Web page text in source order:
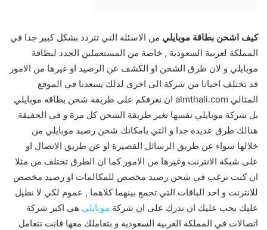
كيف اشحن بطاقة موبايلي من الاسئلة التي تتردد بشكل كبير جدا في
المملكة لعربية السعودية , خاصة من المستعملين الجدد لبطاقة
موبايلي و لان طرق الشحن او الكشف عن الرصيد او غيرها من الامور
قد تختلف احيانا من شركة الى اخرى لذلك يسعدنا في الموقع
المثالي almthali.com ان نعرفكم على طريقة شحن بطاقه موبايلي
بل شركة موبايلي نفسها تغير طريقة الشحن كل مرة و في الحقيقة
هنالك طرق عديدة جدا و التي بامكانك شحن رصيد موبايلي من
خلالها سواء عن طريق الرسائل القصيرة او عن طريق الاتصال او
على شبكة الانترنت وغيرها من الامور كما ان الطرق تختلف من مثلا
ان كنت ترغب في شحن رصيد مخصص للمكالمات او رصيد مخصص
للانترنت و احد الباقات التي تجمع بينهما كلاهما , عموم لكي لا نطيل
عليك يجب عليك ان تدرك على ان شركة موبايلي هي اكبر شركة
اتصالات في المملكة العربية السعودية و بتعاملك معها فانت تتعامل